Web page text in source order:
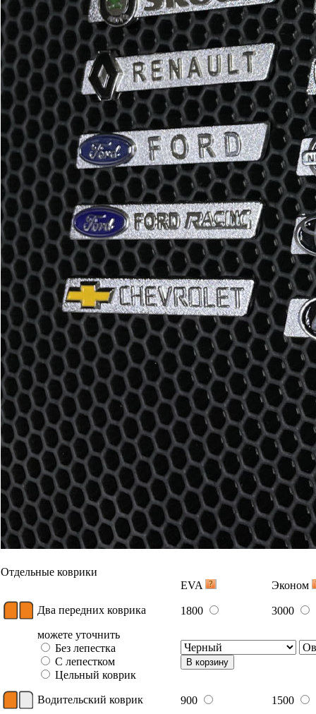
Отдельные коврики
EVA
Эконом
Два передних коврика 1800
3000
можете уточнить
Без лепестка
С лепестком
Цельный коврик
В корзину
Водительский коврик 900
1500